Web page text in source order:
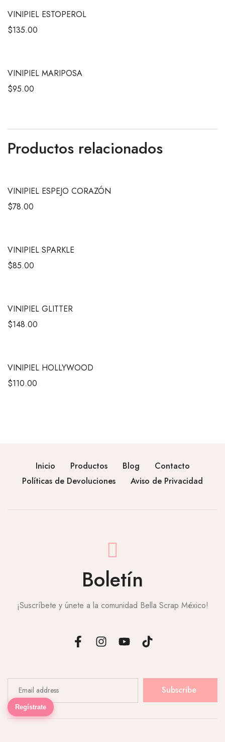
VINIPIEL ESTOPEROL
$135.00
VINIPIEL MARIPOSA
$95.00
Productos relacionados
VINIPIEL ESPEJO CORAZÓN
$78.00
VINIPIEL SPARKLE
$85.00
VINIPIEL GLITTER
$148.00
VINIPIEL HOLLYWOOD
$110.00
Inicio Productos Blog
Contacto
Políticas de Devoluciones
Aviso de Privacidad
Boletín
¡Suscríbete y únete a la comunidad Bella Scrap México!
Subscribe
Regístrate